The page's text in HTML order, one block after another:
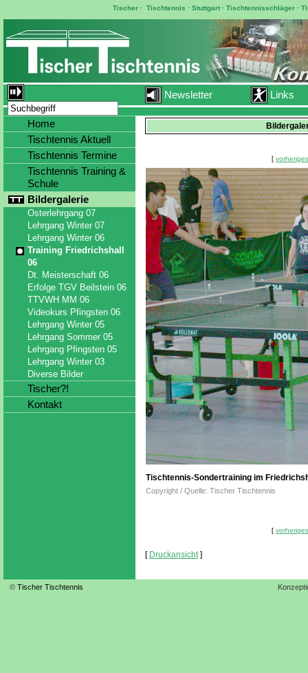
Tischer ·Tischtennis ·Stuttgart ·Tischtennisschläger ·
Newsletter Links
[
Tischtennis-Sondertraining im
Copyright / Quelle: Tischer Tischtennis
[
[ Druckansicht]
Home
Tischtennis Aktuell
Tischtennis Termine
Tischtennis Training &
Schule
Bildergalerie
Osterlehrgang 07
Lehrgang Winter 07
Lehrgang Winter 06
Training Friedrichshall
06
Dt. Meisterschaft 06
Erfolge TGV Beilstein 06
TTVWH MM 06
Videokurs Pfingsten 06
Lehrgang Winter 05
Lehrgang Sommer 05
Lehrgang Pfingsten 05
Lehrgang Winter 03
Diverse Bilder
Tischer?!
Kontakt
© Tischer Tischtennis